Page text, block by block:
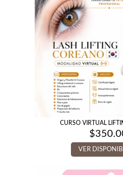
CURSO VIRTUAL
$
VER